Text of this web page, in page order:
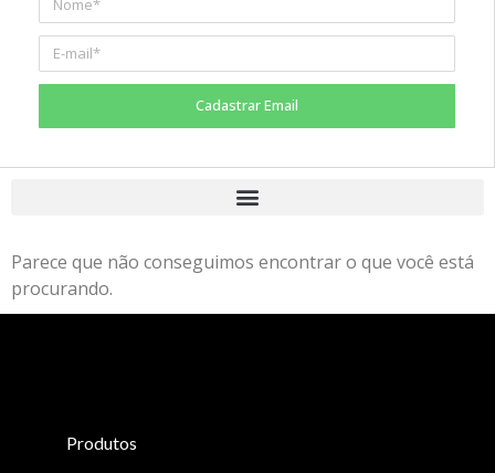
Cadastrar Email
Parece que não conseguimos encontrar o que você está
procurando.
Produtos